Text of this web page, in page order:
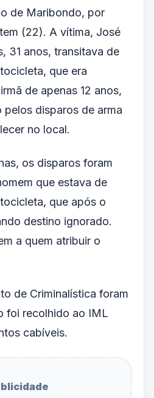
de Maribondo, por
(22). A vítima, José
31 anos, transitava de
que era
de apenas 12 anos,
disparos de arma
no local.
os disparos foram
que estava de
que após o
destino ignorado.
a quem atribuir o
de Criminalística foram
foi recolhido ao IML
cabíveis.